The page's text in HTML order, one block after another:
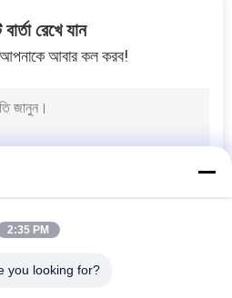
রেখে যান
আবার কল করব!
2:35 PM
you looking for?